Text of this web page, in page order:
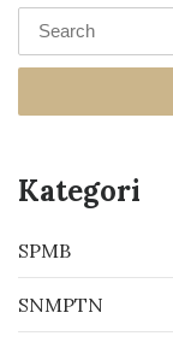
Kategori
SPMB
SNMPTN